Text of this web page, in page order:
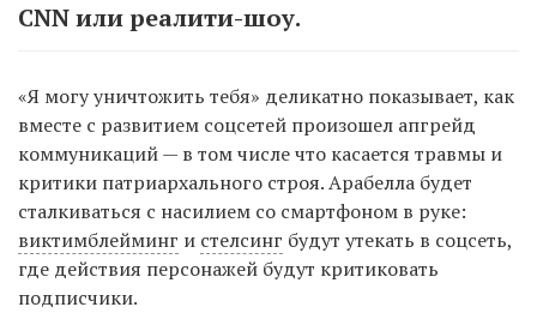
CNN или реалити-шоу.
«Я могу уничтожить тебя» деликатно показывает, как
вместе с развитием соцсетей произошел апгрейд
коммуникаций — в том числе что касается травмы и
критики патриархального строя. Арабелла будет
сталкиваться с насилием со смартфоном в руке:
виктимблейминг и стелсинг будут утекать в соцсеть,
где действия персонажей будут критиковать
подписчики.